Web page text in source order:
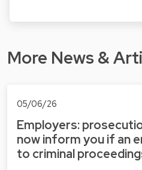
More News &
05/06/26
Employers:
now inform you if an
to criminal